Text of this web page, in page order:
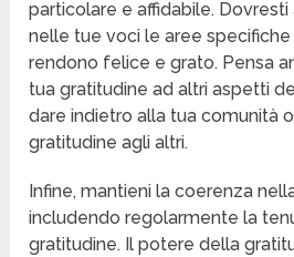
particolare e affidabile.
nelle tue voci le aree
rendono felice e grato. Pensa
tua gratitudine ad altri aspetti
dare indietro alla tua comunità o
gratitudine agli altri.
Infine, mantieni la coerenza
includendo regolarmente la
gratitudine. Il potere della